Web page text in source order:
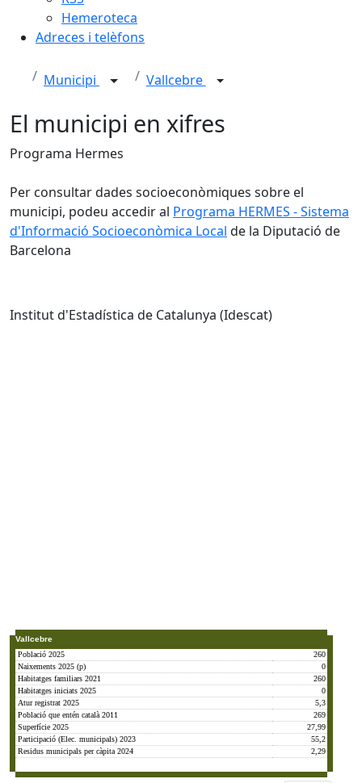
Hemeroteca
Adreces i telèfons
Municipi Vallcebre
El municipi en xifres
Programa Hermes
Per consultar dades socioeconòmiques sobre el
municipi, podeu accedir al Programa HERMES - Sistema
d'Informació Socioeconòmica Local de la Diputació de
Barcelona
Institut d'Estadística de Catalunya (Idescat)